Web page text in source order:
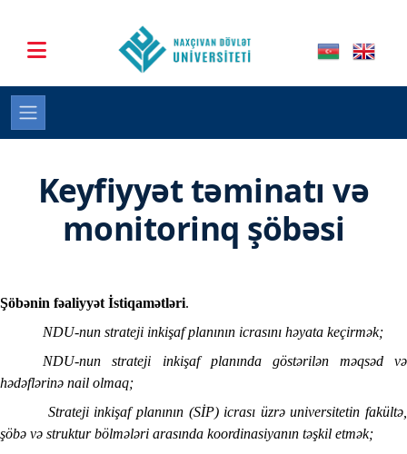
Keyfiyyət təminatı və
monitorinq şöbəsi
Şöbənin fəaliyyət İstiqamətləri.
NDU-nun strateji inkişaf planının icrasını həyata keçirmək;
NDU-nun strateji inkişaf planında göstərilən məqsəd və
hədəflərinə nail olmaq;
Strateji inkişaf planının (SİP) icrası üzrə universitetin fakültə,
şöbə və struktur bölmələri arasında koordinasiyanın təşkil etmək;